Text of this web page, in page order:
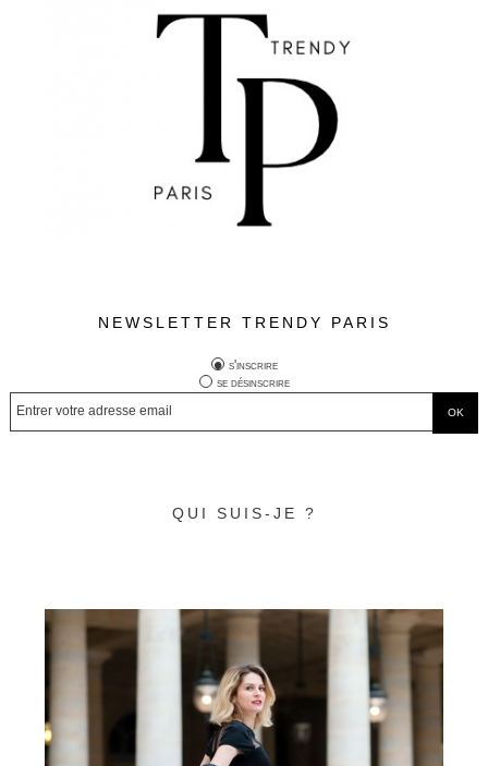
NEWSLETTER TRENDY PARIS
s'inscrire
se désinscrire
QUI SUIS-JE ?